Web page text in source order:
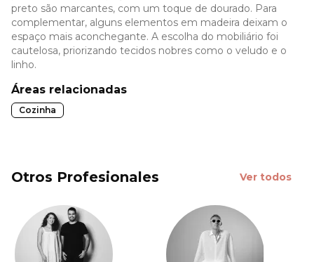
preto são marcantes, com um toque de dourado. Para
complementar, alguns elementos em madeira deixam o
espaço mais aconchegante. A escolha do mobiliário foi
cautelosa, priorizando tecidos nobres como o veludo e o
linho.
Áreas relacionadas
Cozinha
Otros Profesionales Ver todos